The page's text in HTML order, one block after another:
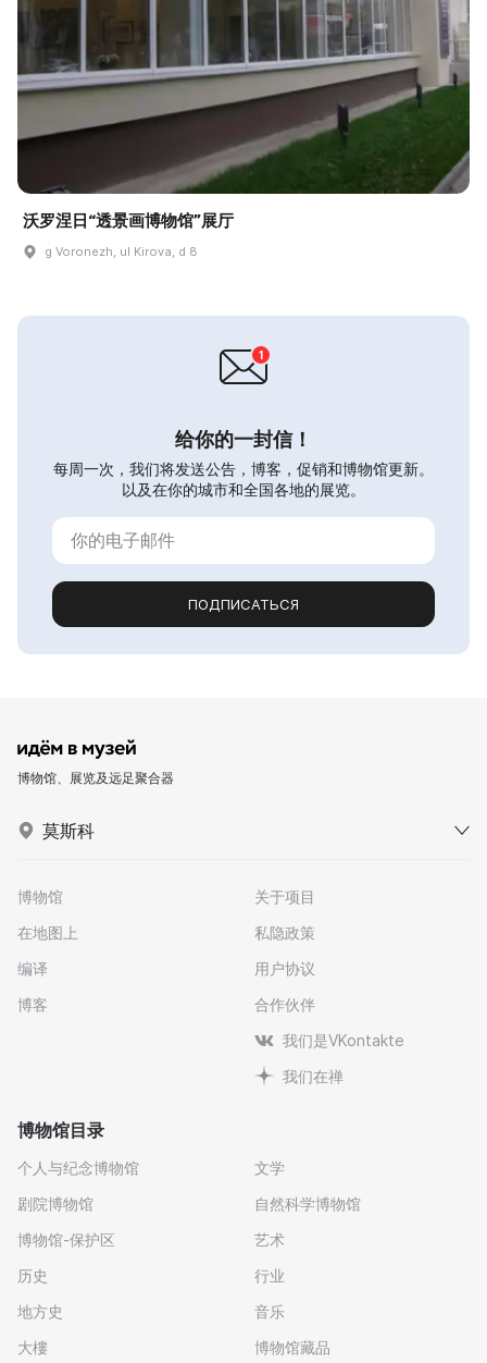
沃罗涅日“透景画博物馆”展厅
g Voronezh, ul Kirova, d 8
给你的一封信！
每周一次，我们将发送公告，博客，促销和博物馆更新。
以及在你的城市和全国各地的展览。
ПОДПИСАТЬСЯ
博物馆、展览及远足聚合器
莫斯科
博物馆
在地图上
编译
博客
关于项目
私隐政策
用户协议
合作伙伴
我们是VKontakte
我们在禅
博物馆目录
个人与纪念博物馆
剧院博物馆
博物馆-保护区
历史
地方史
大樓
文学
自然科学博物馆
艺术
行业
音乐
博物馆藏品